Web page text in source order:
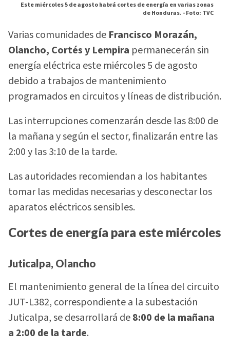
Este miércoles 5 de agosto habrá cortes de energía en varias zonas
de Honduras. -Foto: TVC
Varias comunidades de Francisco Morazán,
Olancho, Cortés y Lempira permanecerán sin
energía eléctrica este miércoles 5 de agosto
debido a trabajos de mantenimiento
programados en circuitos y líneas de distribución.
Las interrupciones comenzarán desde las 8:00 de
la mañana y según el sector, finalizarán entre las
2:00 y las 3:10 de la tarde.
Las autoridades recomiendan a los habitantes
tomar las medidas necesarias y desconectar los
aparatos eléctricos sensibles.
Cortes de energía para este miércoles
Juticalpa, Olancho
El mantenimiento general de la línea del circuito
JUT-L382, correspondiente a la subestación
Juticalpa, se desarrollará de8:00 de la mañana
a 2:00 de la tarde.